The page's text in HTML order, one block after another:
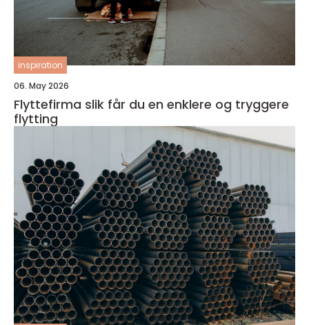
inspiration
06. May 2026
Flyttefirma slik får du en enklere og tryggere
flytting